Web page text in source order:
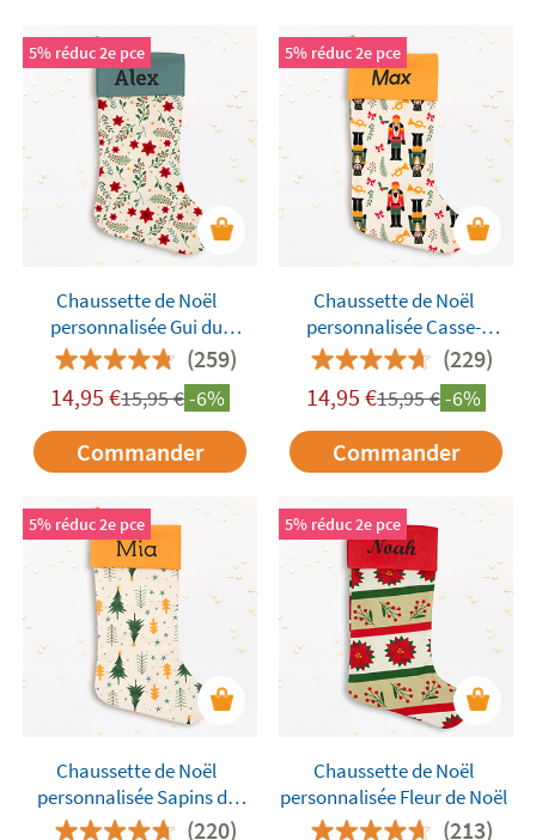
surprises le jour de Noël.
chaussettes de Noël au dessus de votre
cheminée ou aux murs de votre salonpour
décorer et sublimer votre décoration intérieure
pour les fêtes.Personnalisez vos chaussettes de
Noël avec le prénom de chacun des membres de
votre familleet personnalisez la décoration de
votre maison pour les fêtes de fin d'année. Elles
sont le complément parfait pour donner une
ambiance de fête et remplir votre maison de
magie.
5% réduc 2e pce
Chaussette de Noël
personnalisée Gui du
Nouvel An (259)
14,95 €15,95€-6%
Commander
5% réduc 2e pce
Chaussette de Noël
personnalisée Casse-
Noisette (229)
14,95 €15,95€-6%
Commander
5% réduc 2e pce
Chaussette de Noël
personnalisée Sapins de
Noël
(220)
5% réduc 2e pce
Chaussette de Noël
personnalisée Fleur de Noël
(213)